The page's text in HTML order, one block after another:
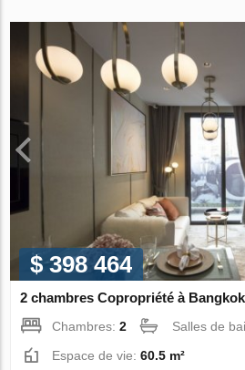
$ 398 464
2 chambres Copropriété à
Chambres:2 Salles de
Espace de vie:60.5 m²